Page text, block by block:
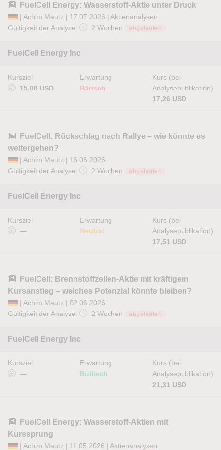
FuelCell Energy: Wasserstoff-Aktie unter Druck
| Achim Mautz | 17.07.2026 | Aktienanalysen
Gültigkeit der Analyse:
2 Wochen abgelaufen
FuelCell Energy Inc
Kursziel
15,00 USD
Erwartung
Bärisch
Kurs (bei
Analysepublikation)
17,26 USD
FuelCell: Rückschlag nach Rallye – wie könnte es
weitergehen?
| Achim Mautz | 16.06.2026
Gültigkeit der Analyse:
2 Wochen abgelaufen
FuelCell Energy Inc
Kursziel
—
Erwartung
Neutral
Kurs (bei
Analysepublikation)
17,51 USD
FuelCell: Brennstoffzellen-Aktie mit kräftigem
Kursanstieg – welches Potenzial könnte bleiben?
| Achim Mautz | 02.06.2026
Gültigkeit der Analyse:
2 Wochen abgelaufen
FuelCell Energy Inc
Kursziel
—
Erwartung
Bullisch
Kurs (bei
Analysepublikation)
21,31 USD
FuelCell Energy: Wasserstoff-Aktien mit
Kurssprung
| Achim Mautz | 11.05.2026 | Aktienanalysen